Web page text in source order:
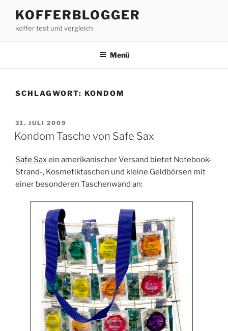
Inhalt
springen
KOFFERBLOGGER
koffer test und vergleich
Menü
SCHLAGWORT: KONDOM
VERÖFFENTLICHT
AM
31. JULI 2009
Kondom Tasche von Safe Sax
Safe Saxein amerikanischer Versand bietet Notebook-
Strand-, Kosmetiktaschen und kleine Geldbörsen mit
einer besonderen Taschenwand an: